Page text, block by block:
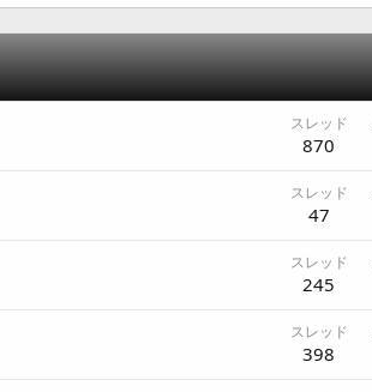
スレッド
870
スレッド
47
スレッド
245
スレッド
398